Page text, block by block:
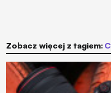
Zobacz więcej z tagiem: